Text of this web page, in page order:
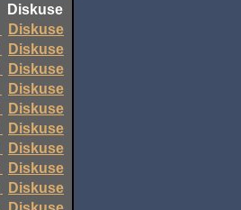
Diskuse
Diskuse
Diskuse
Diskuse
Diskuse
Diskuse
Diskuse
Diskuse
Diskuse
Diskuse